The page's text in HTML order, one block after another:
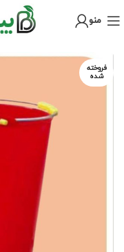
منو
فروخته
شده